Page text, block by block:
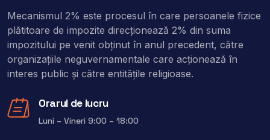
Mecanismul 2% este procesul în care persoanele fizice
plătitoare de impozite direcţionează 2% din suma
impozitului pe venit obţinut în anul precedent, către
organizaţiile neguvernamentale care acţionează în
interes public şi către entitățile religioase.
Orarul de lucru
Luni – Vineri 9:00 – 18:00